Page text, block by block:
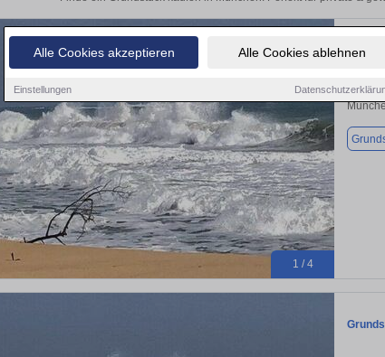
Alle Cookies akzeptieren Alle Cookies ablehnen
Einstellungen
1 / 4